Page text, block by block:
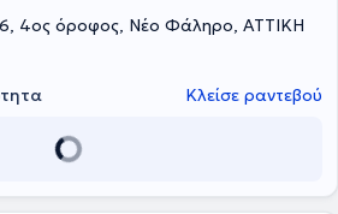
και εξειδίκευση​ στο​ ​​σακχαρώδη​
μέλος της
Εταιρείας, της Ελληνικής Εταιρείας
του Ιατρικού Συλλόγου Αθηνών.
6, 4ος όροφος, Νέο Φάληρο, ΑΤΤΙΚΗ
Κλείσε ραντεβού